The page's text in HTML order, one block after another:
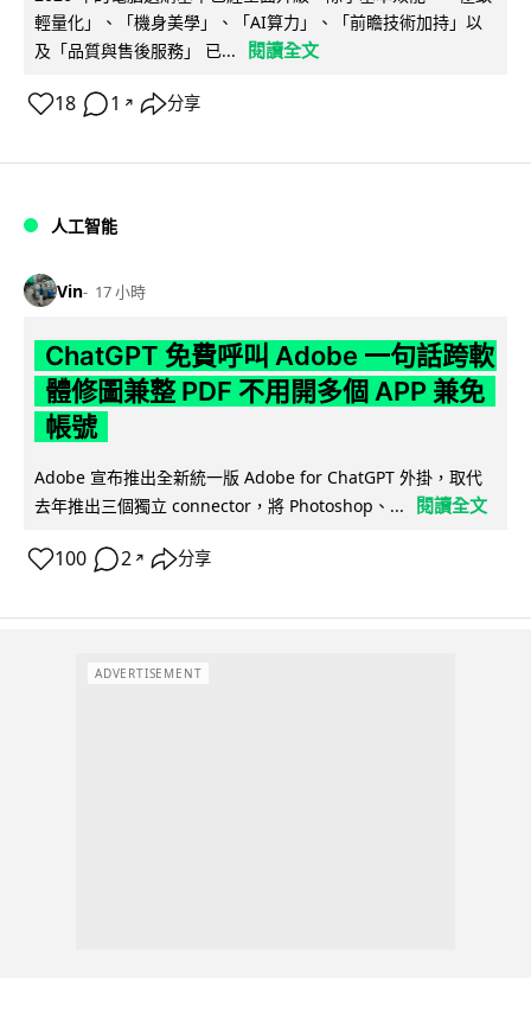
輕量化」、「機身美學」、「AI算力」、「前瞻技術加持」以
及「品質與售後服務」 已...
閱讀全文
18 1 ↗ 分享
人工智能
Vin 17 小時
ChatGPT 免費呼叫 Adobe 一句話跨軟
體修圖兼整 PDF 不用開多個 APP 兼免
帳號
Adobe 宣布推出全新統一版 Adobe for ChatGPT 外掛，取代
去年推出三個獨立 connector，將 Photoshop、...
閱讀全文
100 2 ↗ 分享
ADVERTISEMENT